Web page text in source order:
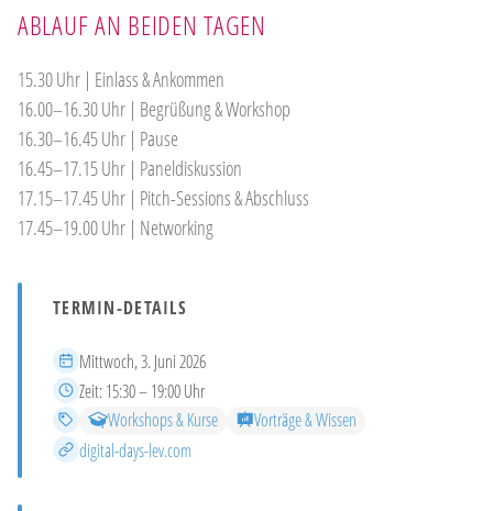
ABLAUF AN BEIDEN TAGEN
15.30 Uhr | Einlass & Ankommen
16.00–16.30 Uhr | Begrüßung & Workshop
16.30–16.45 Uhr | Pause
16.45–17.15 Uhr | Paneldiskussion
17.15–17.45 Uhr | Pitch-Sessions & Abschluss
17.45–19.00 Uhr | Networking
TERMIN-DETAILS
Datum
Mittwoch, 3. Juni 2026
Zeit
Zeit:15:30 – 19:00 Uhr
Kategorien
Workshops & Kurse Vorträge & Wissen
Mehr Infos
digital-days-lev.com